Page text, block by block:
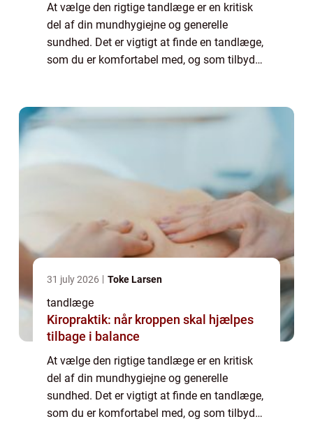
At vælge den rigtige tandlæge er en kritisk
del af din mundhygiejne og generelle
sundhed. Det er vigtigt at finde en tandlæge,
som du er komfortabel med, og som tilbyder
31 july 2026 Toke Larsen
tandlæge
Kiropraktik: når kroppen skal hjælpes
tilbage i balance
At vælge den rigtige tandlæge er en kritisk
del af din mundhygiejne og generelle
sundhed. Det er vigtigt at finde en tandlæge,
som du er komfortabel med, og som tilbyder